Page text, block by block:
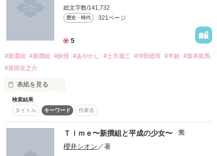
消えてしまおうと決めた日
わたしはきみに出会った
*･ﾟﾟ･*:.｡☆.｡.:*･ﾟﾟ･*:.｡☆.｡.:*･ﾟﾟ･*
海を目指して
一瞬の永遠を、きみと
耳許で睦言を呟かれ
亡き師の面影に武士としての道を願い
刹那、恋い慕う貴方と永遠の夢を見た
この身を苛む復讐心
我が主に捧ぐ忠誠心
総文字数/141,732
歴史・時代 321ページ
5
#新選組 #新撰組 #妖怪 #あやかし #土方歳三 #沖田総司 #半妖
#坂本龍馬
#原田左之介
表紙を見る
雪舞い乱れるその季節
検索結果
タイトル
キーワード 作家名
Ｔｉｍｅ〜新撰組と平成の少女〜 完
櫻井シオン ／著